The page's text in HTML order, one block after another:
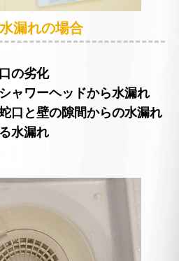
漏れの場合
の劣化
ャワーヘッドから水漏れ
口と壁の隙間からの水漏れ
水漏れ